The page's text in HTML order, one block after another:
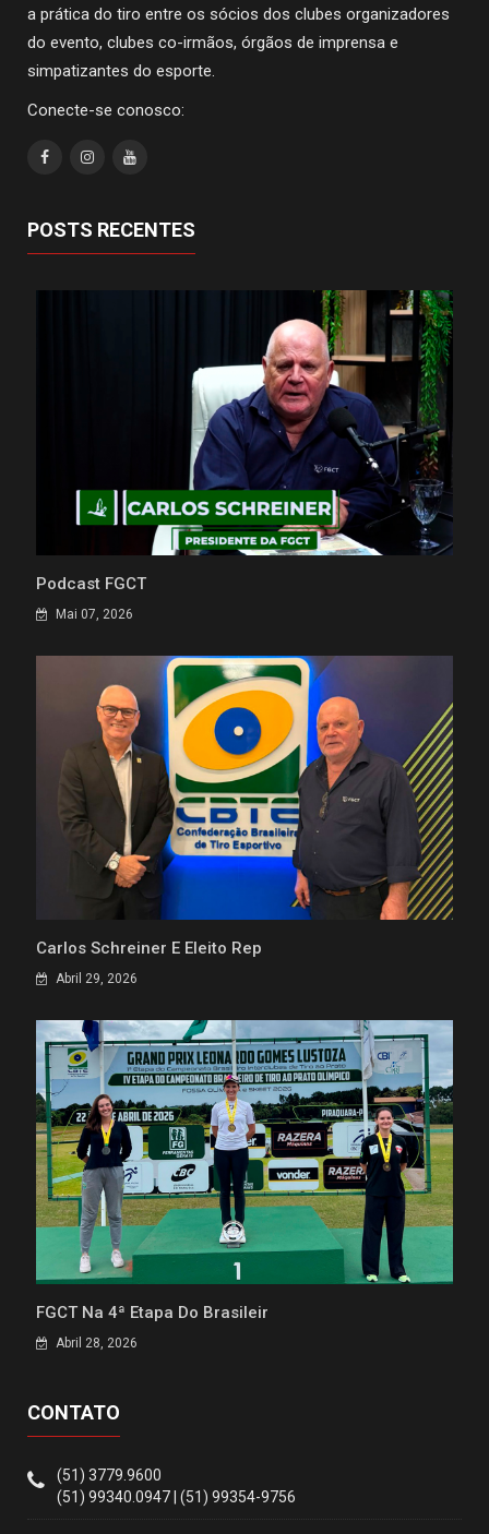
a prática do tiro entre os sócios dos clubes organizadores
do evento, clubes co-irmãos, órgãos de imprensa e
simpatizantes do esporte.
Conecte-se conosco:
POSTS RECENTES
Podcast FGCT
Mai 07, 2026
Carlos Schreiner É Eleito Rep
Abril 29, 2026
FGCT Na 4ª Etapa Do Brasileir
Abril 28, 2026
CONTATO
(51) 3779.9600
(51) 99340.0947 | (51) 99354-9756